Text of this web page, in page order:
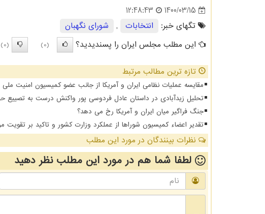
1400/03/15
12:48:43
تگهای خبر:
انتخابات ,
شورای نگهبان
این مطلب مجلس ایران را پسندیدید؟
(0)
(0)
تازه ترین مطالب مرتبط
مقایسه عملیات نظامی ایران و آمریکا از جانب عضو کمیسیون امنیت ملی
تحلیل زیدآبادی در داستان عادل فردوسی پور واکنش درست به
جنگ فراگیر میان ایران و آمریکا رخ می دهد؟
تقدیر اعضاء کمیسیون شوراها از عملکرد وزارت کشور و تاکید بر تقویت
نظرات بینندگان در مورد این مطلب
لطفا شما هم در مورد این مطلب نظر دهید